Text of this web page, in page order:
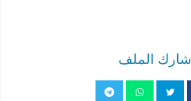
شارك الملف